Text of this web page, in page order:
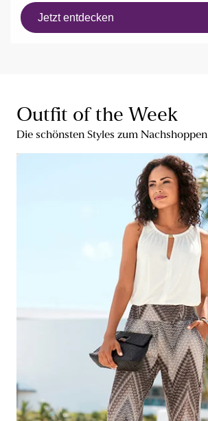
Jetzt entdecken
Outfit of the Week
Die schönsten Styles zum Nachshoppen